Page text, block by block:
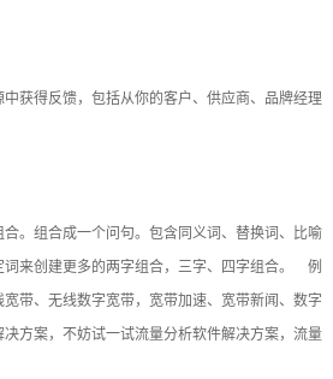
获得反馈，包括从你的客户、供应商、品牌经理
。组合成一个问句。包含同义词、替换词、比喻
来创建更多的两字组合，三字、四字组合。 例
带、无线数字宽带，宽带加速、宽带新闻、数字
方案，不妨试一试流量分析软件解决方案，流量